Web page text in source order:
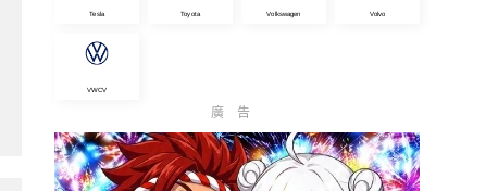
Tesla Toyota Volkswagen Volvo
VWCV
廣告